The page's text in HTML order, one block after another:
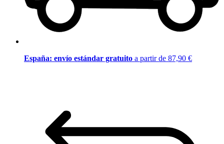
España: envío estándar gratuito a partir de 87,90 €